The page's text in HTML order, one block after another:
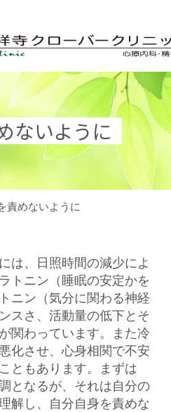
ないように
責めないように
は、日照時間の減少によ
トニン（睡眠の安定かを
ニン（気分に関わる神経
スさ、活動量の低下とそ
関わっています。また冷
化させ、心身相関で不安
ともあります。まずは
となるが、それは自分の
解し、自分自身を責めな